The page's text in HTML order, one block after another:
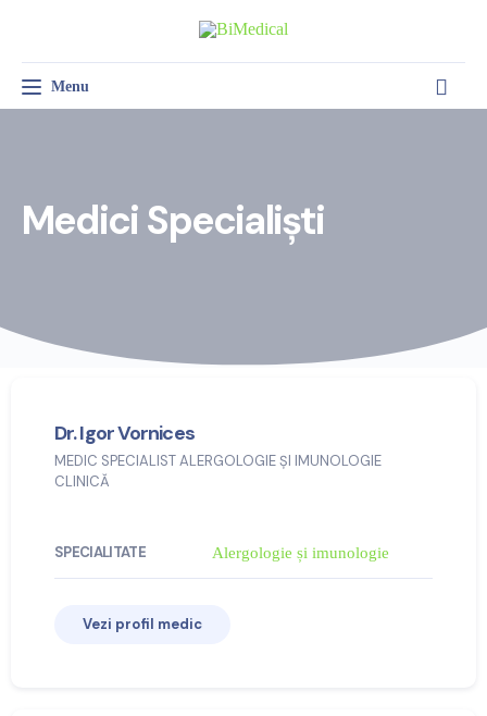
Toggle navigation
Menu
Medici Specialiști
Dr. Igor Vornices
MEDIC SPECIALIST ALERGOLOGIE ȘI IMUNOLOGIE
CLINICĂ
SPECIALITATE Alergologie și imunologie
Vezi profil medic